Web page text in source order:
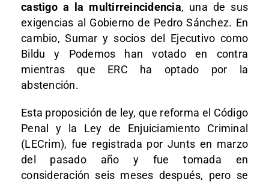
castigo a la multirreincidencia, una de sus
exigencias al Gobierno de Pedro Sánchez. En
cambio, Sumar y socios del Ejecutivo como
Bildu y Podemos han votado en contra
mientras que ERC ha optado por la
abstención.
Esta proposición de ley, que reforma el Código
Penal y la Ley de Enjuiciamiento Criminal
(LECrim), fue registrada por Junts en marzo
del pasado año y fue tomada en
consideración seis meses después, pero se